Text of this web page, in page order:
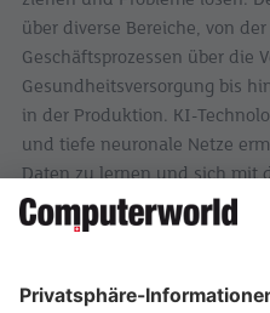
über diverse Bereiche, von
Geschäftsprozessen über die
Gesundheitsversorgung bis
in der Produktion. KI-
und tiefe neuronale Netze
Daten zu lernen und sich mit
dass sie explizit programmiert
fortschrittlichen
oder intelligenten Systemen,